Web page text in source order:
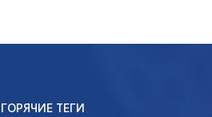
ГОРЯЧИЕ ТЕГИ